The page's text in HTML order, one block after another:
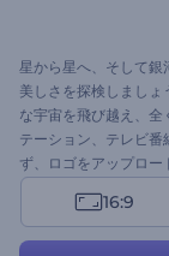
星から星へ、そして銀
美しさを探検しまし
な宇宙を飛び越え、
テーション、テレビ
ず、ロゴをアップロー
16:9